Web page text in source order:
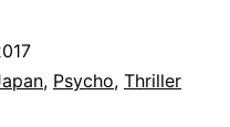
, Psycho, Thriller